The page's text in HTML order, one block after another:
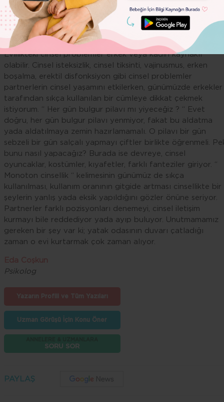
çiftlerin haftada üç veya dört kere cinsellik yaşamalarının
sağlıklı olduğunu söylüyor. Yapılan araştırmalar ise
aldatmaların %60’lık bir oranının cinsellik kaynaklı olduğunu
gözler önüne seriyor.
Evlilikteki cinsel problemler erkek veya kadın kaynaklı
olabilir. Cinsel isteksizlik, cinsel tiksinti, vajinusmus, erken
boşalma, erektil disfonksiyon gibi cinsel problemler
partnerlerin cinsel yaşamını etkilerken, günümüzde erkekler
tarafından sıkça kullanılan bir cümleye dikkat çekmek
istiyorum. “ Her gün bulgur pilavı mı yiyeceğiz ? “ Evet
doğru, her gün bulgur pilavı yenmiyor, fakat bu aldatma
yada aldatılmaya zemin hazırlamamalı. O pilavı bir gün
sebzeli bir gün salçalı yapmayı çiftler birlikte öğrenmeli.
bunu nasıl yapacağız? Burada ise devreye, cinsel
oyuncaklar, kostümler, kıyafetler, farklı fanteziler giriyor. “
Monoton cinsellik “ kelimesinin günümüz de sıkça
kullanılması, kullanım oranının gitgide artması cinsellikte bir
şeylerin yanlış yada eksik yapıldığını gözler önüne seriyor.
Partnerler farklı pozisyonları denemeyi, cinsel iletişim
kurmayı bile reddediyor yada ayıp buluyor. Unutmamamız
gereken bir şey var ki; yatak odasının duvarı çatladığı
zaman o evi kurtarmak çok zaman alıyor.
Psikolog
Uzman Görüşü İçin Konu Öner
SORU SOR
PAYLAŞ